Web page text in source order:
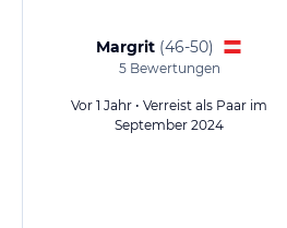
Margrit (46-50)
5Bewertungen
Vor 1 Jahr • Verreist als Paar im
September 2024